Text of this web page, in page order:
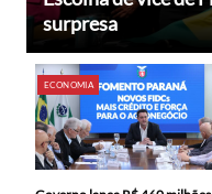
surpresa
ECONOMIA